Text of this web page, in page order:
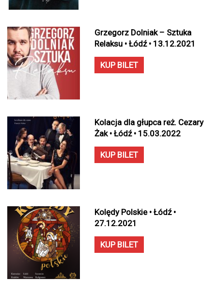
Grzegorz Dolniak – Sztuka
Relaksu • Łódź • 13.12.2021
KUP BILET
Kolacja dla głupca reż. Cezary
Żak • Łódź • 15.03.2022
KUP BILET
Kolędy Polskie • Łódź •
27.12.2021
KUP BILET